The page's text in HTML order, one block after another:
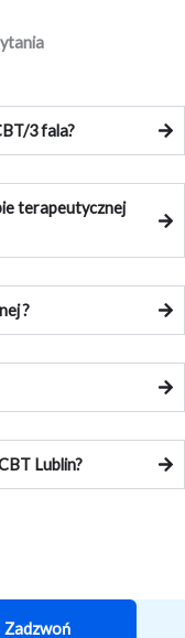
3 fala?
terapeutycznej
?
Lublin?
Zadzwoń